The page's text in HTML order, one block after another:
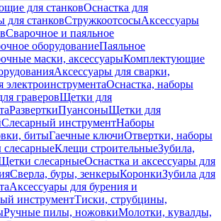
для станковОснастка для
для станковСтружкоотсосыАксессуары
Сварочное и паяльное
оборудованиеПаяльное
маски, аксессуарыКомплектующие
Аксессуары для сварки,
электроинструментаОснастка, наборы
граверовЩетки для
РазверткиПуансоныЩетки для
Слесарный инструментНаборы
битыГаечные ключиОтвертки, наборы
Клещи строительныеЗубила,
слесарныеОснастка и аксессуары для
Сверла, буры, зенкерыКоронкиЗубила для
Аксессуары для бурения и
инструментТиски, струбцины,
Ручные пилы, ножовкиМолотки, кувалды,